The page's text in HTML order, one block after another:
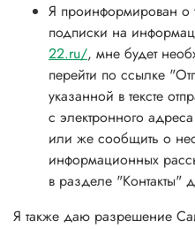
Я проинформирован о
подписки на
22.ru/, мне будет
перейти по ссылке
указанной в тексте
с электронного
или же сообщить о
информационных
в разделе "Контакты"
Я также даю разрешение